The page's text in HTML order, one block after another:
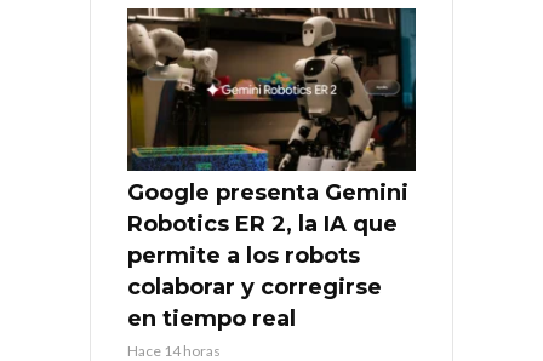
Google presenta Gemini
Robotics ER 2, la IA que
permite a los robots
colaborar y corregirse
en tiempo real
Hace 14 horas